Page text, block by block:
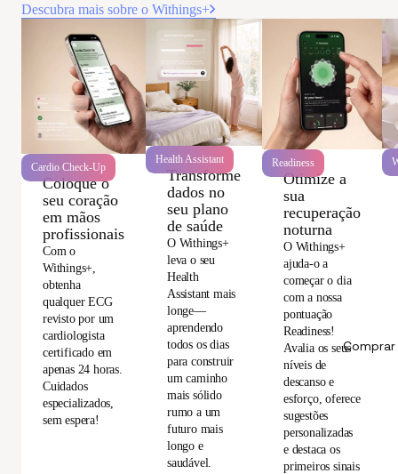
Descubra mais sobre o Withings+
Cardio Check-Up
Coloque o
seu coração
em mãos
profissionais
Com o
Withings+,
obtenha
qualquer ECG
revisto por um
cardiologista
certificado em
apenas 24 horas.
Cuidados
especializados,
sem espera!
Health Assistant
Transforme
dados no
seu plano
de saúde
O Withings+
leva o seu
Health
Assistant mais
longe—
aprendendo
todos os dias
para construir
um caminho
mais sólido
rumo a um
futuro mais
longo e
saudável.
Readiness
Otimize a
sua
recuperação
noturna
O Withings+
ajuda-o a
começar o dia
com a nossa
pontuação
Readiness!
Avalia os seus
níveis de
descanso e
esforço, oferece
sugestões
personalizadas
e destaca os
primeiros sinais